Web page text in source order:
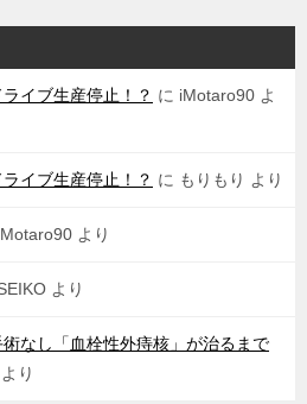
イブ生産停止！？ に iMotaro90 よ
イブ生産停止！？ に もりもり より
より
より
術なし「血栓性外痔核」が治るまで
より